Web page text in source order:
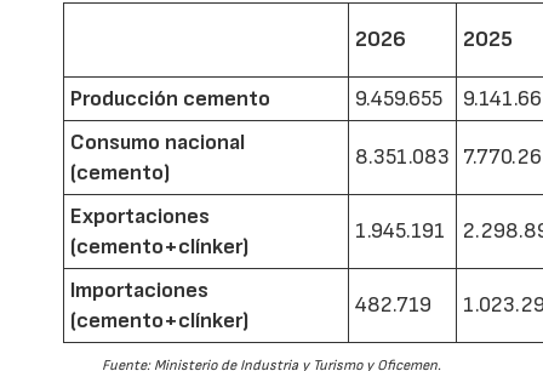
2026 2025
Producción cemento 9.459.655
Consumo nacional
(cemento)
8.351.083
Exportaciones
(cemento+clínker)
1.945.191
Importaciones
(cemento+clínker)
482.719
Fuente: Ministerio de Industria y Turismo y Oficemen.